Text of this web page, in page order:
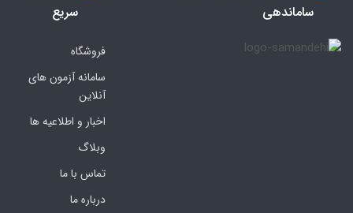
ساماندهی
سریع
فروشگاه
سامانه آزمون های
آنلاین
اخبار و اطلاعیه ها
وبلاگ
تماس با ما
درباره ما